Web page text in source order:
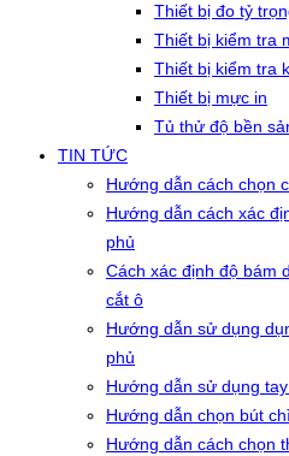
Thiết bị đo tỷ
Thiết bị kiểm tra
Thiết bị kiểm tra
Thiết bị mực in
Tủ thử độ bền
TIN TỨC
Hướng dẫn cách chọn
Hướng dẫn cách xác
phủ
Cách xác định độ bám
cắt ô
Hướng dẫn sử dụng
phủ
Hướng dẫn sử dụng
Hướng dẫn chọn bút
Hướng dẫn cách chọn